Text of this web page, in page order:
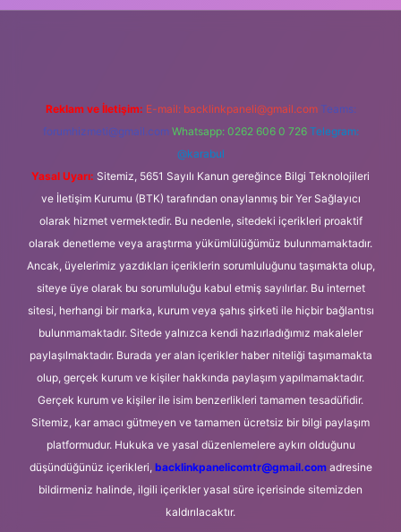
Reklam ve İletişim: E-mail: backlinkpaneli@gmail.com Teams:
forumhizmeti@gmail.com Whatsapp: 0262 606 0 726 Telegram:
@karabul
Yasal Uyarı: Sitemiz, 5651 Sayılı Kanun gereğince Bilgi Teknolojileri
ve İletişim Kurumu (BTK) tarafından onaylanmış bir Yer Sağlayıcı
olarak hizmet vermektedir. Bu nedenle, sitedeki içerikleri proaktif
olarak denetleme veya araştırma yükümlülüğümüz bulunmamaktadır.
Ancak, üyelerimiz yazdıkları içeriklerin sorumluluğunu taşımakta olup,
siteye üye olarak bu sorumluluğu kabul etmiş sayılırlar. Bu internet
sitesi, herhangi bir marka, kurum veya şahıs şirketi ile hiçbir bağlantısı
bulunmamaktadır. Sitede yalnızca kendi hazırladığımız makaleler
paylaşılmaktadır. Burada yer alan içerikler haber niteliği taşımamakta
olup, gerçek kurum ve kişiler hakkında paylaşım yapılmamaktadır.
Gerçek kurum ve kişiler ile isim benzerlikleri tamamen tesadüfidir.
Sitemiz, kar amacı gütmeyen ve tamamen ücretsiz bir bilgi paylaşım
platformudur. Hukuka ve yasal düzenlemelere aykırı olduğunu
düşündüğünüz içerikleri, backlinkpanelicomtr@gmail.comadresine
bildirmeniz halinde, ilgili içerikler yasal süre içerisinde sitemizden
kaldırılacaktır.